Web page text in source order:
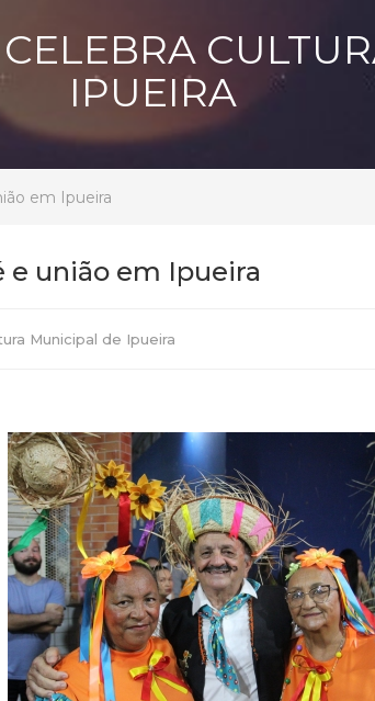
IPUEIRA
em Ipueira
e união em Ipueira
Municipal de Ipueira